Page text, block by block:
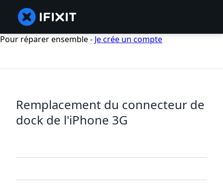
Pour réparer ensemble - Je crée un compte
Remplacement du connecteur de
dock de l'iPhone 3G